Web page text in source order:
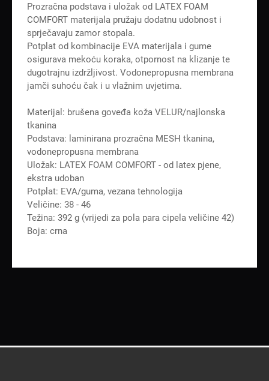
Prozračna podstava i uložak od LATEX FOAM
COMFORT materijala pružaju dodatnu udobnost i
sprječavaju zamor stopala.
Potplat od kombinacije EVA materijala i gume
osigurava mekoću koraka, otpornost na klizanje te
dugotrajnu izdržljivost. Vodonepropusna membrana
jamči suhoću čak i u vlažnim uvjetima.
Materijal: brušena goveđa koža VELUR/najlonska
tkanina
Podstava: laminirana prozračna MESH tkanina,
vodonepropusna membrana
Uložak: LATEX FOAM COMFORT - od latex pjene,
ekstra udoban
Potplat: EVA/guma, vezana tehnologija
Veličine: 38 - 46
Težina: 392 g (vrijedi za pola para cipela veličine 42)
Boja: crna